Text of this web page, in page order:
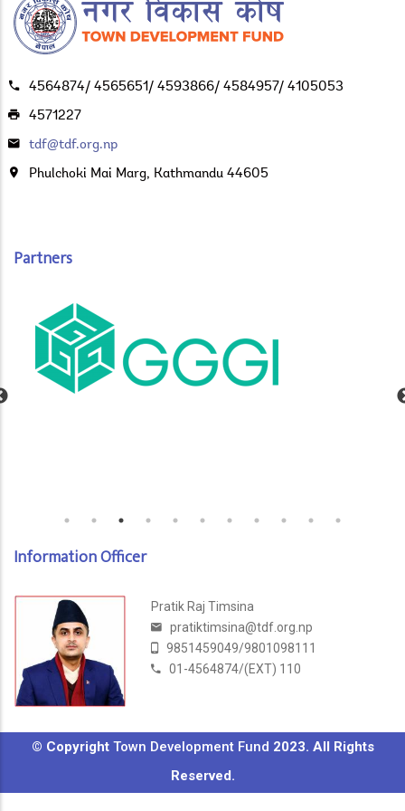
4564874/ 4565651/ 4593866/ 4584957/ 4105053
4571227
tdf@tdf.org.np
Phulchoki Mai Marg, Kathmandu 44605
Partners
Information Officer
Pratik Raj Timsina
pratiktimsina@tdf.org.np
9851459049/9801098111
01-4564874/(EXT) 110
© Copyright Town Development Fund 2023. All Rights
Reserved.